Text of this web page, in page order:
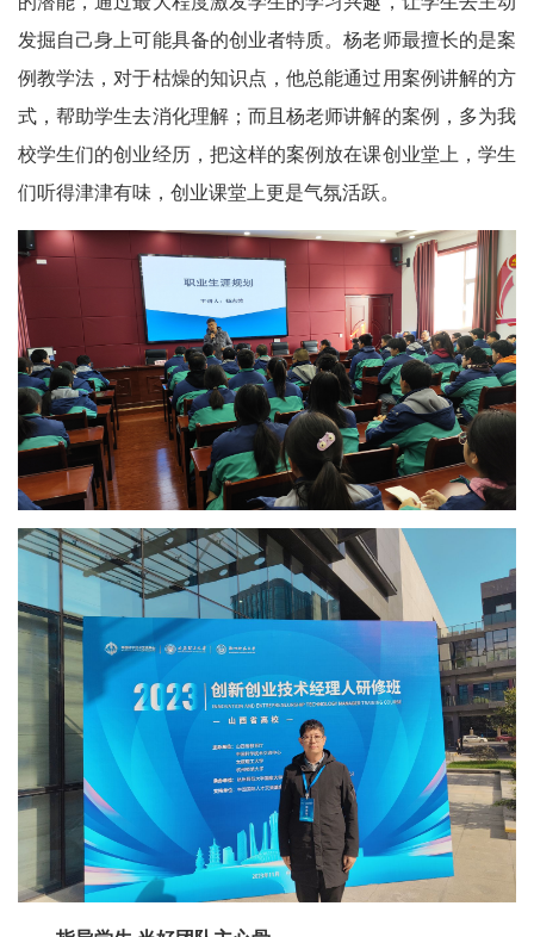
发掘自己身上可能具备的创业者特质。杨老师最擅长的是案
例教学法，对于枯燥的知识点，他总能通过用案例讲解的方
式，帮助学生去消化理解；而且杨老师讲解的案例，多为我
校学生们的创业经历，把这样的案例放在课创业堂上，学生
们听得津津有味，创业课堂上更是气氛活跃。